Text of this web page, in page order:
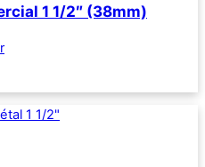
1 1/2″ (38mm)